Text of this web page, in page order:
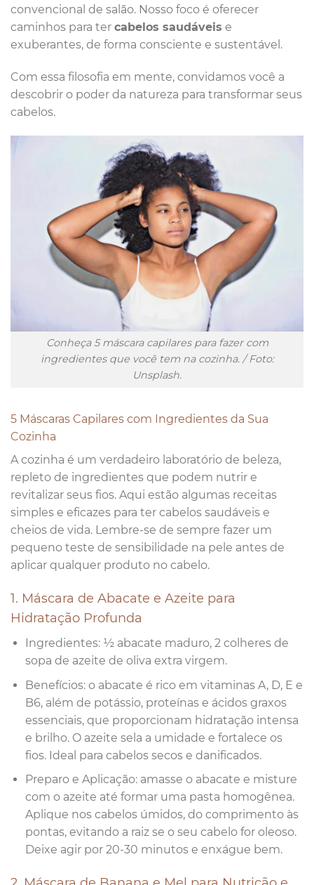
convencional de salão. Nosso foco é oferecer
caminhos para ter cabelos saudáveis e
exuberantes, de forma consciente e sustentável.
Com essa filosofia em mente, convidamos você a
descobrir o poder da natureza para transformar seus
cabelos.
Conheça 5 máscara capilares para fazer com
ingredientes que você tem na cozinha. / Foto:
Unsplash.
5 Máscaras Capilares com Ingredientes da Sua
Cozinha
A cozinha é um verdadeiro laboratório de beleza,
repleto de ingredientes que podem nutrir e
revitalizar seus fios. Aqui estão algumas receitas
simples e eficazes para ter cabelos saudáveis e
cheios de vida. Lembre-se de sempre fazer um
pequeno teste de sensibilidade na pele antes de
aplicar qualquer produto no cabelo.
1. Máscara de Abacate e Azeite para
Hidratação Profunda
Ingredientes: ½ abacate maduro, 2 colheres de
sopa de azeite de oliva extra virgem.
Benefícios: o abacate é rico em vitaminas A, D, E e
B6, além de potássio, proteínas e ácidos graxos
essenciais, que proporcionam hidratação intensa
e brilho. O azeite sela a umidade e fortalece os
fios. Ideal para cabelos secos e danificados.
Preparo e Aplicação: amasse o abacate e misture
com o azeite até formar uma pasta homogênea.
Aplique nos cabelos úmidos, do comprimento às
pontas, evitando a raiz se o seu cabelo for oleoso.
Deixe agir por 20-30 minutos e enxágue bem.